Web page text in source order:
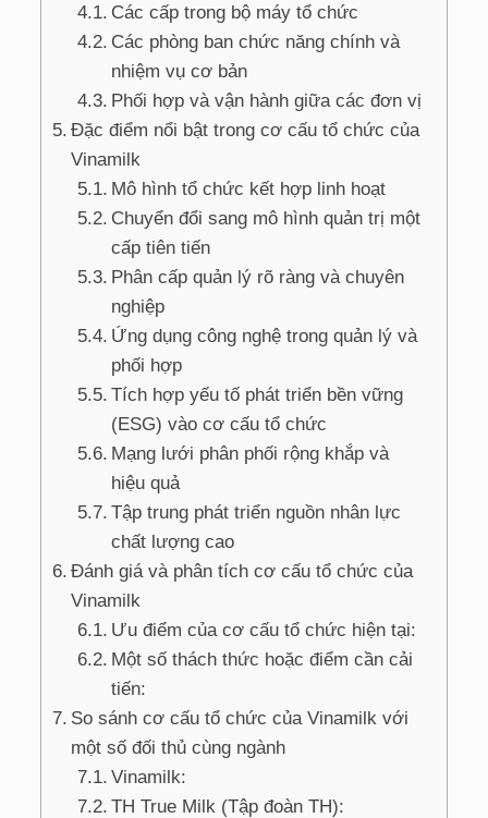
Các cấp trong bộ máy tổ chức
Các phòng ban chức năng chính và
nhiệm vụ cơ bản
Phối hợp và vận hành giữa các đơn vị
Đặc điểm nổi bật trong cơ cấu tổ chức của
Vinamilk
Mô hình tổ chức kết hợp linh hoạt
Chuyển đổi sang mô hình quản trị một
cấp tiên tiến
Phân cấp quản lý rõ ràng và chuyên
nghiệp
Ứng dụng công nghệ trong quản lý và
phối hợp
Tích hợp yếu tố phát triển bền vững
(ESG) vào cơ cấu tổ chức
Mạng lưới phân phối rộng khắp và
hiệu quả
Tập trung phát triển nguồn nhân lực
chất lượng cao
Đánh giá và phân tích cơ cấu tổ chức của
Vinamilk
Ưu điểm của cơ cấu tổ chức hiện tại:
Một số thách thức hoặc điểm cần cải
tiến:
So sánh cơ cấu tổ chức của Vinamilk với
một số đối thủ cùng ngành
Vinamilk:
TH True Milk (Tập đoàn TH):